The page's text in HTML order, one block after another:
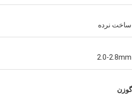
ساخت نرده
2.0-2.8mm